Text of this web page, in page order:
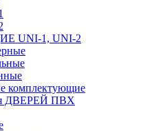
UNI-1, UNI-2
комплектующие
ДВЕРЕЙ ПВХ